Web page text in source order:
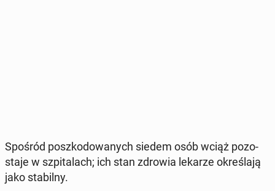
Spośród po­szko­do­wa­nych siedem osób wciąż po­zo­
sta­je w szpi­ta­lach; ich stan zdrowia lekarze okre­śla­ją
jako sta­bil­ny.